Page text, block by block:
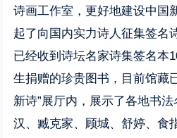
诗画工作室，更好地建设中国
起了向国内实力诗人征集签名
已经收到诗坛名家诗集签名本
生捐赠的珍贵图书，目前馆藏
新诗”展厅内，展示了各地书
汉、臧克家、顾城、舒婷、食